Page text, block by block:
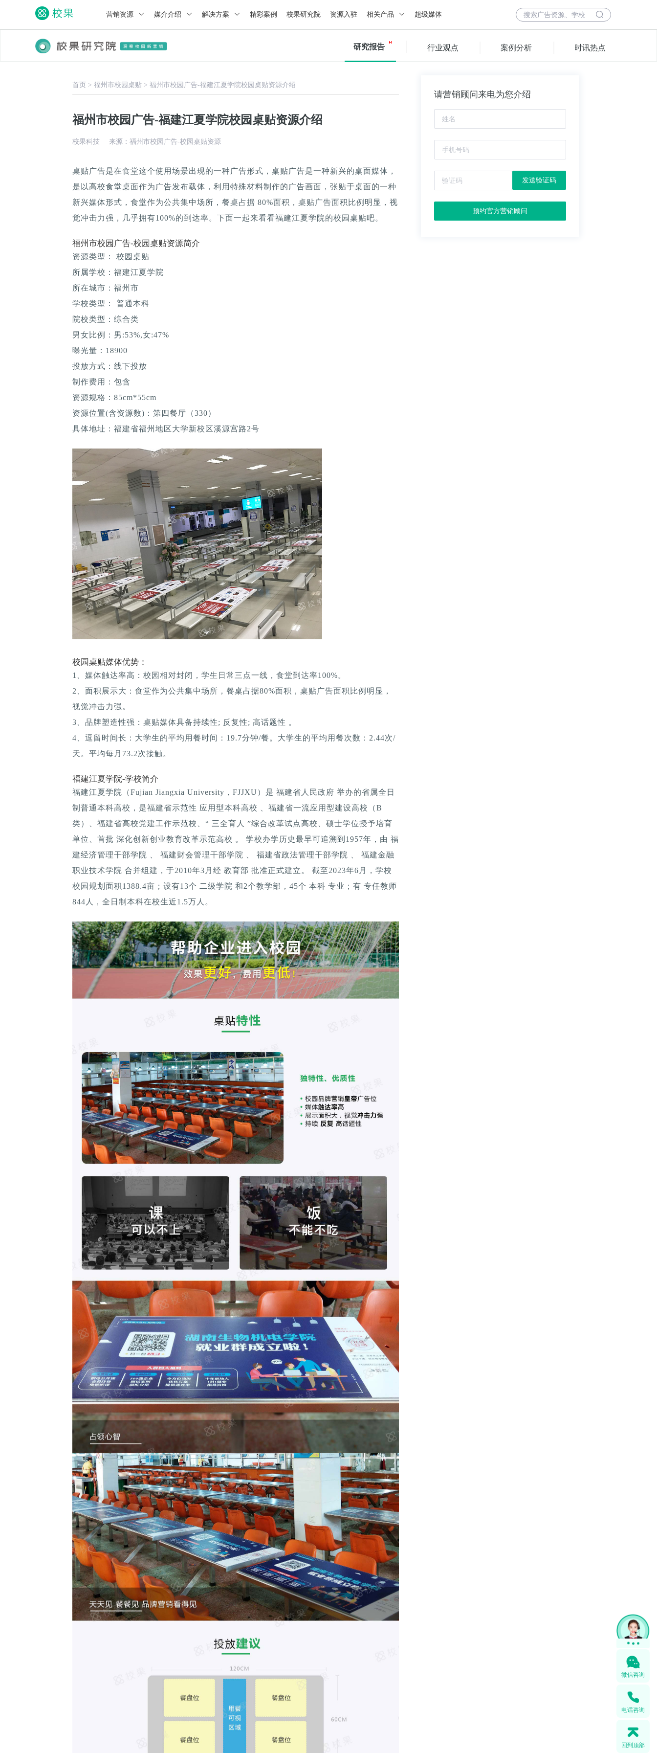
营销资源 媒介介绍 解决方案 精彩案例 校果研究院 资源入驻 相关产品 超级媒体
研究报告 行业观点 案例分析 时讯热点
首页 > 福州市校园桌贴 > 福州市校园广告-福建江夏学院校园桌贴资源介绍
福州市校园广告-福建江夏学院校园桌贴资源介绍
校果科技 来源：福州市校园广告-校园桌贴资源
桌贴广告是在食堂这个使用场景出现的一种广告形式，桌贴广告是一种新兴的桌面媒体，
是以高校食堂桌面作为广告发布载体，利用特殊材料制作的广告画面，张贴于桌面的一种
新兴媒体形式，食堂作为公共集中场所，餐桌占据 80%面积，桌贴广告面积比例明显，视
觉冲击力强，几乎拥有100%的到达率。下面一起来看看福建江夏学院的校园桌贴吧。
福州市校园广告-校园桌贴资源简介
资源类型： 校园桌贴
所属学校：福建江夏学院
所在城市：福州市
学校类型： 普通本科
院校类型：综合类
男女比例：男:53%,女:47%
曝光量：18900
投放方式：线下投放
制作费用：包含
资源规格：85cm*55cm
资源位置(含资源数)：第四餐厅（330）
具体地址：福建省福州地区大学新校区溪源宫路2号
校园桌贴媒体优势：
1、媒体触达率高：校园相对封闭，学生日常三点一线，食堂到达率100%。
2、面积展示大：食堂作为公共集中场所，餐桌占据80%面积，桌贴广告面积比例明显，
视觉冲击力强。
3、品牌塑造性强：桌贴媒体具备持续性; 反复性; 高话题性 。
4、逗留时间长：大学生的平均用餐时间：19.7分钟/餐。大学生的平均用餐次数：2.44次/
天。平均每月73.2次接触。
福建江夏学院-学校简介
福建江夏学院（Fujian Jiangxia University，FJJXU）是 福建省人民政府 举办的省属全日
制普通本科高校，是福建省示范性 应用型本科高校 、福建省一流应用型建设高校（B
类）、福建省高校党建工作示范校、“ 三全育人 ”综合改革试点高校、硕士学位授予培育
单位、首批 深化创新创业教育改革示范高校 。 学校办学历史最早可追溯到1957年，由 福
建经济管理干部学院 、 福建财会管理干部学院 、 福建省政法管理干部学院 、 福建金融
职业技术学院 合并组建，于2010年3月经 教育部 批准正式建立。 截至2023年6月，学校
校园规划面积1388.4亩；设有13个 二级学院 和2个教学部，45个 本科 专业；有 专任教师
844人，全日制本科在校生近1.5万人。
请营销顾问来电为您介绍
发送验证码
预约官方营销顾问
微信咨询
电话咨询
回到顶部